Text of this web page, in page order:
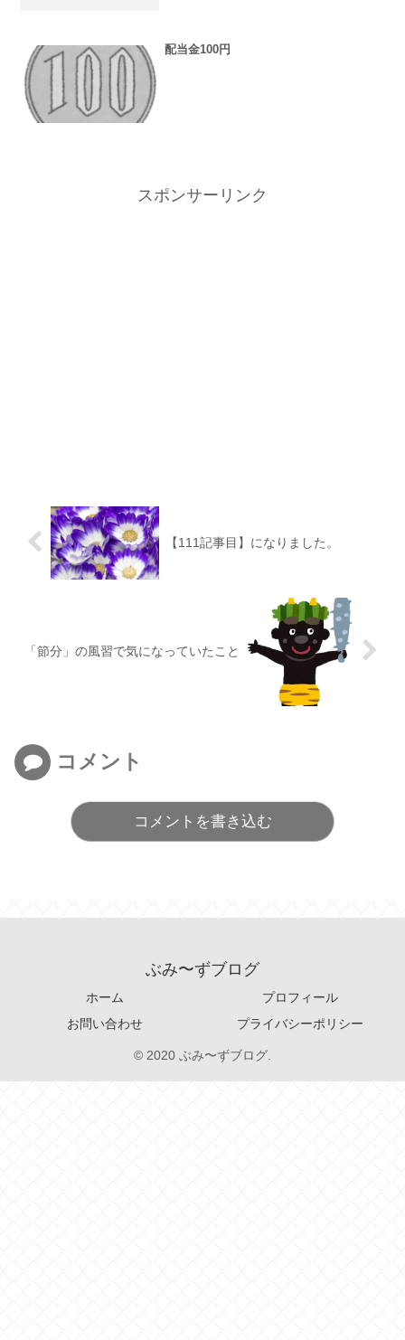
配当金100円
スポンサーリンク
【111記事目】になりました。
「節分」の風習で気になっていたこと
コメント
コメントを書き込む
ぶみ〜ずブログ
ホーム
プロフィール
お問い合わせ
プライバシーポリシー
© 2020 ぶみ〜ずブログ.